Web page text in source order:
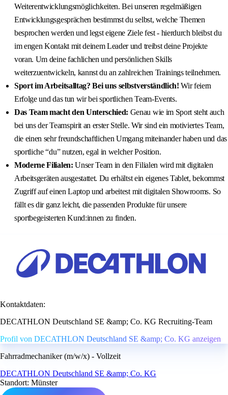
Weiterentwicklungsmöglichkeiten. Bei unseren regelmäßigen
Entwicklungsgesprächen bestimmst du selbst, welche Themen
besprochen werden und legst eigene Ziele fest - hierdurch bleibst du
im engen Kontakt mit deinem Leader und treibst deine Projekte
voran. Um deine fachlichen und persönlichen Skills
weiterzuentwickeln, kannst du an zahlreichen Trainings teilnehmen.
Sport im Arbeitsalltag? Bei uns selbstverständlich!Wir feiern
Erfolge und das tun wir bei sportlichen Team-Events.
Das Team macht den Unterschied: Genau wie im Sport steht auch
bei uns der Teamspirit an erster Stelle. Wir sind ein motiviertes Team,
die einen sehr freundschaftlichen Umgang miteinander haben und das
sportliche “du” nutzen, egal in welcher Position.
Moderne Filialen:Unser Team in den Filialen wird mit digitalen
Arbeitsgeräten ausgestattet. Du erhältst ein eigenes Tablet, bekommst
Zugriff auf einen Laptop und arbeitest mit digitalen Showrooms. So
fällt es dir ganz leicht, die passenden Produkte für unsere
sportbegeisterten Kund:innen zu finden.
Kontaktdaten:
DECATHLON Deutschland SE &amp; Co. KG Recruiting-Team
Profil von DECATHLON Deutschland SE &amp; Co. KG anzeigen
Fahrradmechaniker (m/w/x) - Vollzeit
DECATHLON Deutschland SE &amp; Co. KG
Standort: Münster